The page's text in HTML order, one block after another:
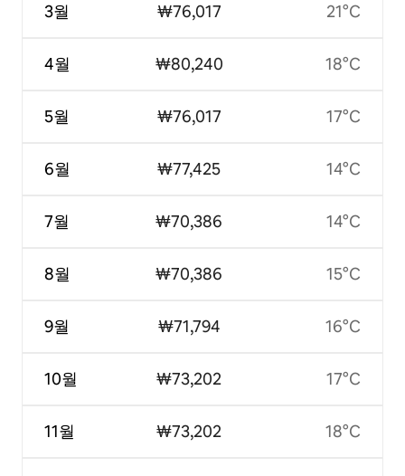
3월
4월
5월
6월
7월
8월
9월
10월
11월
₩76,017
₩80,240
₩76,017
₩77,425
₩70,386
₩70,386
₩71,794
₩73,202
₩73,202
21°C
18°C
17°C
14°C
14°C
15°C
16°C
17°C
18°C